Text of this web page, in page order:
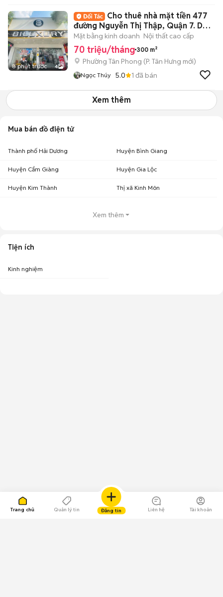
Trang chủ Quản lý tin Đăng tin Liên hệ Tài khoản
8 phút trước 4
Cho thuê nhà mặt tiền 477
đường Nguyễn Thị Thập, Quận 7. DT:
10x30m
Mặt bằng kinh doanh Nội thất cao cấp
70 triệu/tháng 300 m²
Phường Tân Phong (P. Tân Hưng mới)
Ngọc Thúy 5.0 1 đã bán
Xem thêm
Mua bán đồ điện tử
Thành phố Hải Dương Huyện Bình Giang
Huyện Cẩm Giàng Huyện Gia Lộc
Huyện Kim Thành Thị xã Kinh Môn
Xem thêm
Tiện ích
Kinh nghiệm